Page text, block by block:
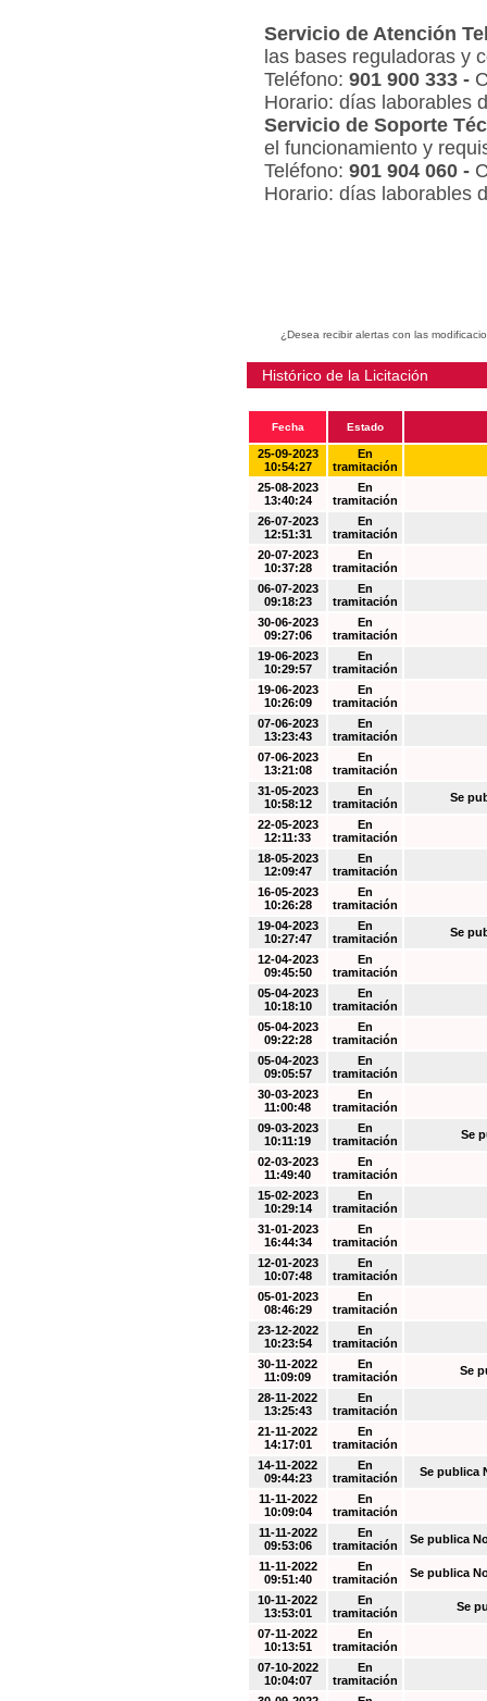
Servicio de Atención
las bases reguladoras y
Teléfono: 901 900 333 -
Horario: días laborables
Servicio de Soporte
el funcionamiento y
Teléfono: 901 904 060 -
Horario: días laborables
¿Desea recibir alertas con las
Histórico de la Licitación
Fecha Estado
25-09-2023
10:54:27
En
tramitación
25-08-2023
13:40:24
En
tramitación
26-07-2023
12:51:31
En
tramitación
20-07-2023
10:37:28
En
tramitación
06-07-2023
09:18:23
En
tramitación
30-06-2023
09:27:06
En
tramitación
19-06-2023
10:29:57
En
tramitación
19-06-2023
10:26:09
En
tramitación
07-06-2023
13:23:43
En
tramitación
07-06-2023
13:21:08
En
tramitación
31-05-2023
10:58:12
En
tramitación
Se
22-05-2023
12:11:33
En
tramitación
18-05-2023
12:09:47
En
tramitación
16-05-2023
10:26:28
En
tramitación
19-04-2023
10:27:47
En
tramitación
Se
12-04-2023
09:45:50
En
tramitación
05-04-2023
10:18:10
En
tramitación
05-04-2023
09:22:28
En
tramitación
05-04-2023
09:05:57
En
tramitación
30-03-2023
11:00:48
En
tramitación
09-03-2023
10:11:19
En
tramitación
Se
02-03-2023
11:49:40
En
tramitación
15-02-2023
10:29:14
En
tramitación
31-01-2023
16:44:34
En
tramitación
12-01-2023
10:07:48
En
tramitación
05-01-2023
08:46:29
En
tramitación
23-12-2022
10:23:54
En
tramitación
30-11-2022
11:09:09
En
tramitación
Se
28-11-2022
13:25:43
En
tramitación
21-11-2022
14:17:01
En
tramitación
14-11-2022
09:44:23
En
tramitación
Se publica
11-11-2022
10:09:04
En
tramitación
11-11-2022
09:53:06
En
tramitación
Se publica
11-11-2022
09:51:40
En
tramitación
Se publica
10-11-2022
13:53:01
En
tramitación
Se
07-11-2022
10:13:51
En
tramitación
07-10-2022
10:04:07
En
tramitación